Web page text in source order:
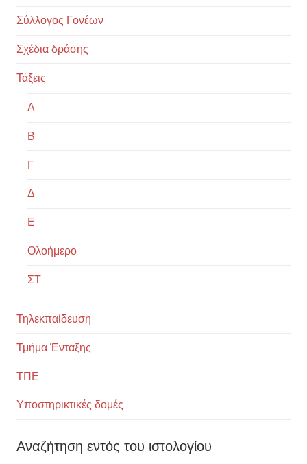
Σύλλογος Γονέων
Σχέδια δράσης
Τάξεις
Α
Β
Γ
Δ
Ε
Ολοήμερο
ΣΤ
Τηλεκπαίδευση
Τμήμα Ένταξης
ΤΠΕ
Υποστηρικτικές δομές
Αναζήτηση εντός του ιστολογίου